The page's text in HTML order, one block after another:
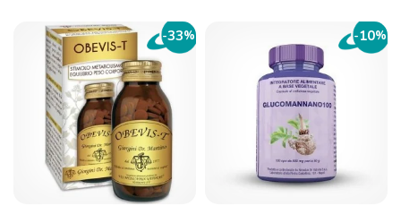
-33% -10%